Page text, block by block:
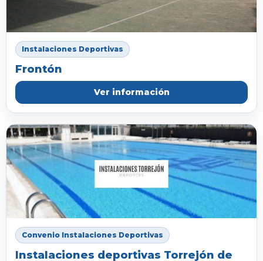
Instalaciones Deportivas
Frontón
Ver información
Convenio Instalaciones Deportivas
Instalaciones deportivas Torrejón de